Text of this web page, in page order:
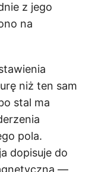
z jego
na
niż ten sam
stal ma
pola.
dopisuje do